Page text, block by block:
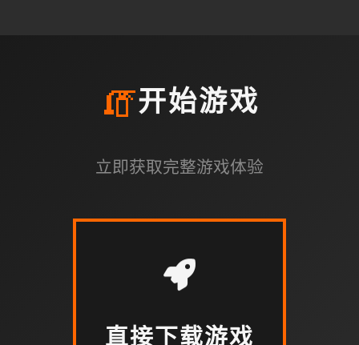
🧯开始游戏
立即获取完整游戏体验
直接下载游戏